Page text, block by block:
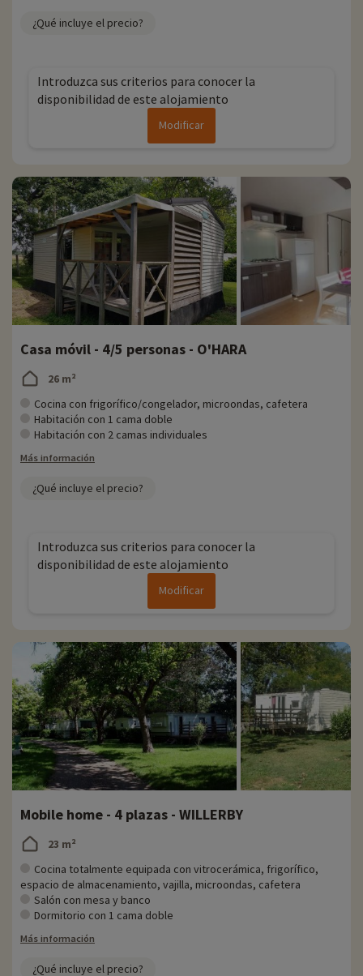
¿Qué incluye el precio?
Introduzca sus criterios para conocer la
disponibilidad de este alojamiento
Modificar
Casa móvil - 4/5 personas - O'HARA
26 m²
Cocina con frigorífico/congelador, microondas, cafetera
Habitación con 1 cama doble
Habitación con 2 camas individuales
Más información
¿Qué incluye el precio?
Introduzca sus criterios para conocer la
disponibilidad de este alojamiento
Modificar
Mobile home - 4 plazas - WILLERBY
23 m²
Cocina totalmente equipada con vitrocerámica, frigorífico,
espacio de almacenamiento, vajilla, microondas, cafetera
Salón con mesa y banco
Dormitorio con 1 cama doble
Más información
¿Qué incluye el precio?